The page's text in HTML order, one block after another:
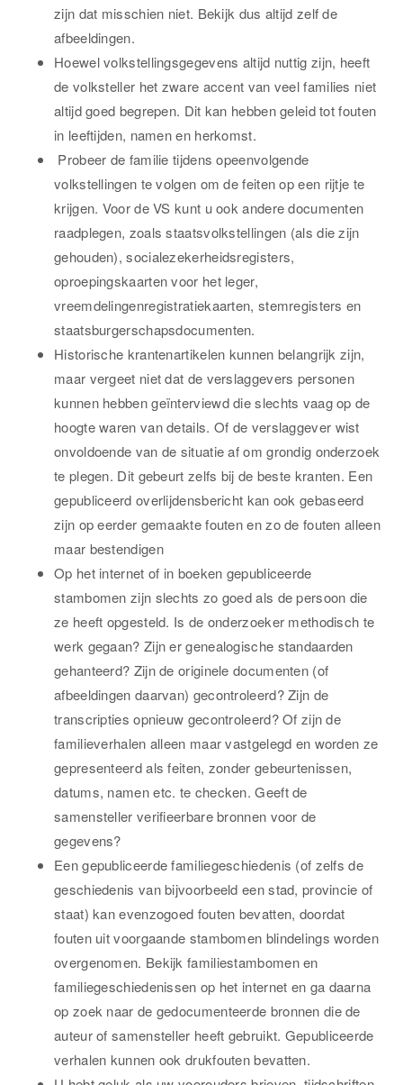
zijn dat misschien niet. Bekijk dus altijd zelf de
afbeeldingen.
Hoewel volkstellingsgegevens altijd nuttig zijn, heeft
de volksteller het zware accent van veel families niet
altijd goed begrepen. Dit kan hebben geleid tot fouten
in leeftijden, namen en herkomst.
Probeer de familie tijdens opeenvolgende
volkstellingen te volgen om de feiten op een rijtje te
krijgen. Voor de VS kunt u ook andere documenten
raadplegen, zoals staatsvolkstellingen (als die zijn
gehouden), socialezekerheidsregisters,
oproepingskaarten voor het leger,
vreemdelingenregistratiekaarten, stemregisters en
staatsburgerschapsdocumenten.
Historische krantenartikelen kunnen belangrijk zijn,
maar vergeet niet dat de verslaggevers personen
kunnen hebben geïnterviewd die slechts vaag op de
hoogte waren van details. Of de verslaggever wist
onvoldoende van de situatie af om grondig onderzoek
te plegen. Dit gebeurt zelfs bij de beste kranten. Een
gepubliceerd overlijdensbericht kan ook gebaseerd
zijn op eerder gemaakte fouten en zo de fouten alleen
maar bestendigen
Op het internet of in boeken gepubliceerde
stambomen zijn slechts zo goed als de persoon die
ze heeft opgesteld. Is de onderzoeker methodisch te
werk gegaan? Zijn er genealogische standaarden
gehanteerd? Zijn de originele documenten (of
afbeeldingen daarvan) gecontroleerd? Zijn de
transcripties opnieuw gecontroleerd? Of zijn de
familieverhalen alleen maar vastgelegd en worden ze
gepresenteerd als feiten, zonder gebeurtenissen,
datums, namen etc. te checken. Geeft de
samensteller verifieerbare bronnen voor de
gegevens?
Een gepubliceerde familiegeschiedenis (of zelfs de
geschiedenis van bijvoorbeeld een stad, provincie of
staat) kan evenzogoed fouten bevatten, doordat
fouten uit voorgaande stambomen blindelings worden
overgenomen. Bekijk familiestambomen en
familiegeschiedenissen op het internet en ga daarna
op zoek naar de gedocumenteerde bronnen die de
auteur of samensteller heeft gebruikt. Gepubliceerde
verhalen kunnen ook drukfouten bevatten.